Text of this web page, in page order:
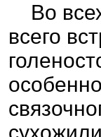
Во
всего